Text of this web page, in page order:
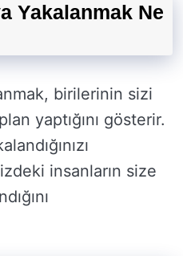
Yakalanmak Ne
birilerinin sizi
yaptığını gösterir.
insanların size